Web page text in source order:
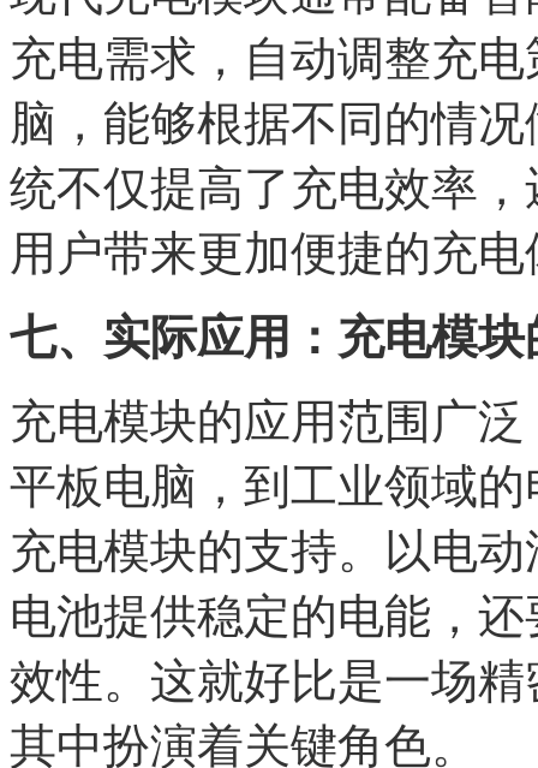
充电需求，自动调整充
脑，能够根据不同的情
统不仅提高了充电效率
用户带来更加便捷的充
七、实际应用：充电模块
充电模块的应用范围广
平板电脑，到工业领域
充电模块的支持。以电
电池提供稳定的电能，
效性。这就好比是一场精
其中扮演着关键角色。